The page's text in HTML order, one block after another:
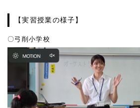
【実習授業の様子】
〇弓削小学校